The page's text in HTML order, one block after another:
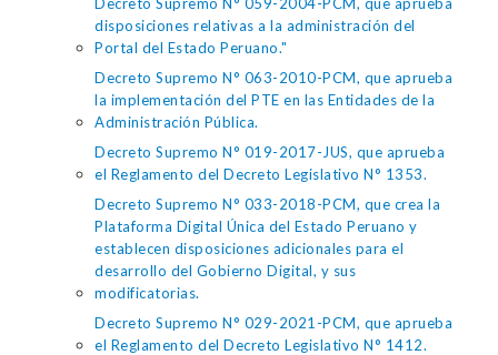
disposiciones relativas a la administración del
Portal del Estado Peruano."
Decreto Supremo N° 063-2010-PCM, que aprueba
la implementación del PTE en las Entidades de la
Administración Pública.
Decreto Supremo N° 019-2017-JUS, que aprueba
el Reglamento del Decreto Legislativo N° 1353.
Decreto Supremo N° 033-2018-PCM, que crea la
Plataforma Digital Única del Estado Peruano y
establecen disposiciones adicionales para el
desarrollo del Gobierno Digital, y sus
modificatorias.
Decreto Supremo N° 029-2021-PCM, que aprueba
el Reglamento del Decreto Legislativo N° 1412.